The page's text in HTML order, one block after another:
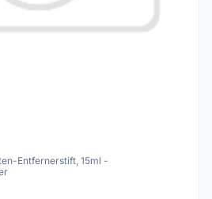
Entfernerstift, 15ml -